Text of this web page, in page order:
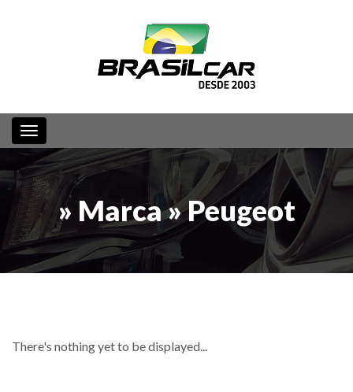
Toggle navigation
» Marca » Peugeot
There's nothing yet to be displayed...